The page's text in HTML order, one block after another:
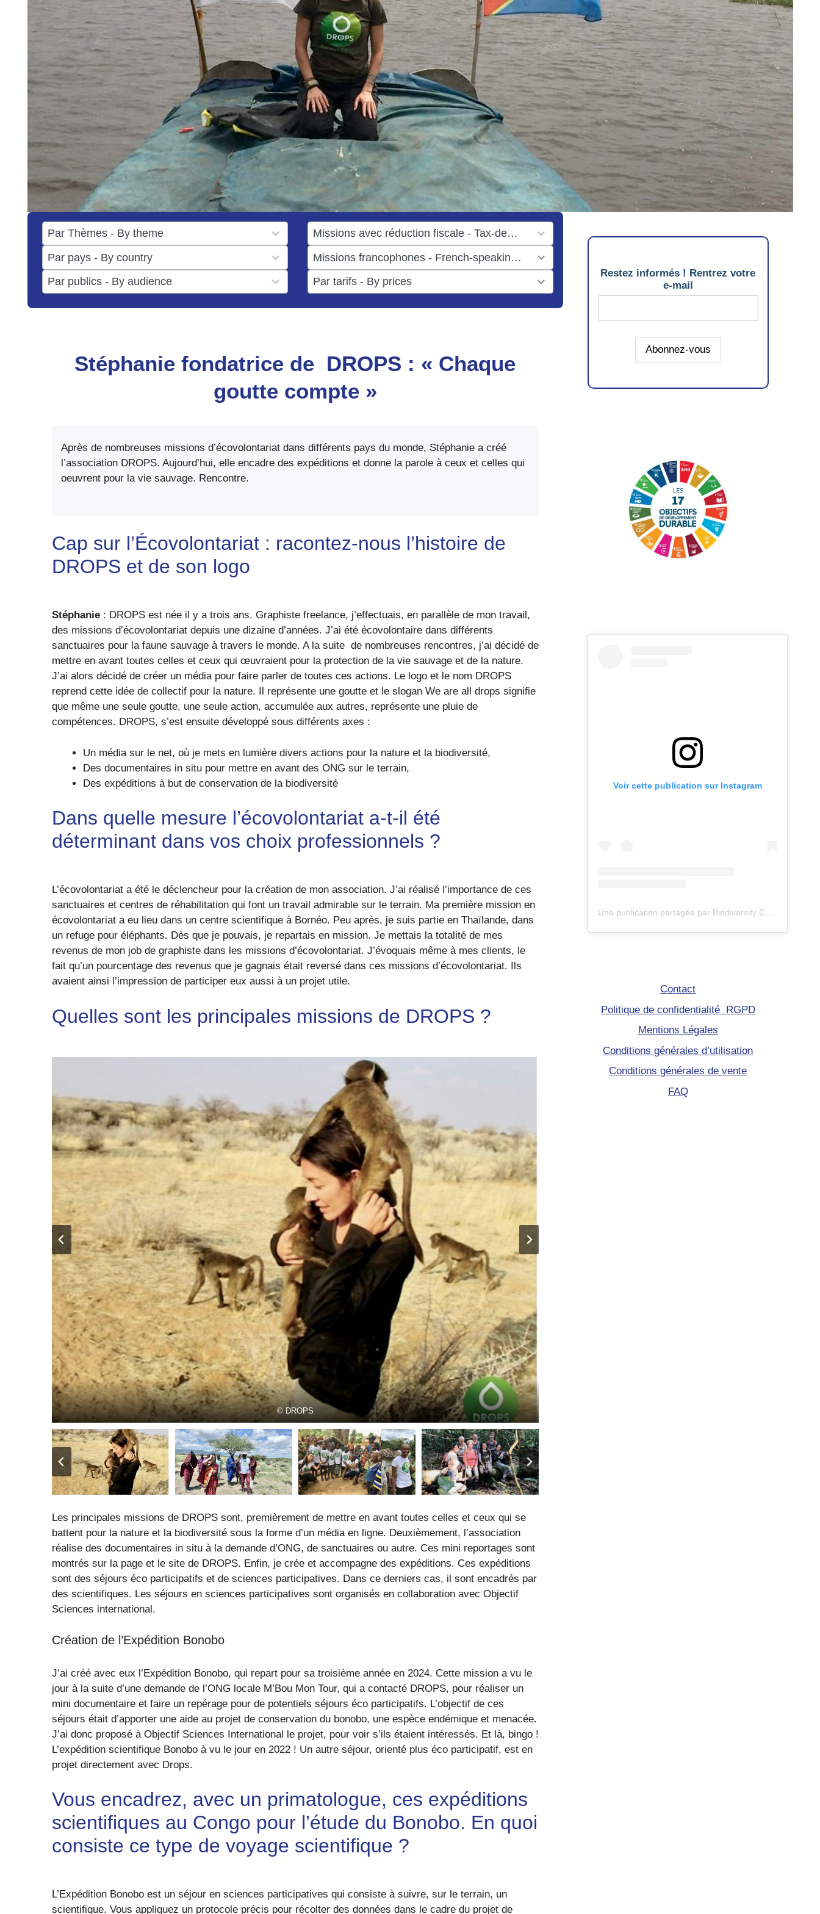
17
results
available
50
results
available
results
available
result
available
result
available
results
available
Stéphanie fondatrice de DROPS : « Chaque
goutte compte »
Après de nombreuses missions d’écovolontariat dans différents pays du monde, Stéphanie a créé
l’association DROPS. Aujourd’hui, elle encadre des expéditions et donne la parole à ceux et celles qui
oeuvrent pour la vie sauvage. Rencontre.
Cap sur l’Écovolontariat : racontez-nous l’histoire de
DROPS et de son logo
Stéphanie : DROPS est née il y a trois ans. Graphiste freelance, j’effectuais, en parallèle de mon travail,
des missions d’écovolontariat depuis une dizaine d’années. J’ai été écovolontaire dans différents
sanctuaires pour la faune sauvage à travers le monde. A la suite de nombreuses rencontres, j’ai décidé de
mettre en avant toutes celles et ceux qui œuvraient pour la protection de la vie sauvage et de la nature.
J’ai alors décidé de créer un média pour faire parler de toutes ces actions. Le logo et le nom DROPS
reprend cette idée de collectif pour la nature. Il représente une goutte et le slogan We are all drops signifie
que même une seule goutte, une seule action, accumulée aux autres, représente une pluie de
compétences. DROPS, s’est ensuite développé sous différents axes :
Un média sur le net, où je mets en lumière divers actions pour la nature et la biodiversité,
Des documentaires in situ pour mettre en avant des ONG sur le terrain,
Des expéditions à but de conservation de la biodiversité
Dans quelle mesure l’écovolontariat a-t-il été
déterminant dans vos choix professionnels ?
L’écovolontariat a été le déclencheur pour la création de mon association. J’ai réalisé l’importance de ces
sanctuaires et centres de réhabilitation qui font un travail admirable sur le terrain. Ma première mission en
écovolontariat a eu lieu dans un centre scientifique à Bornéo. Peu après, je suis partie en Thaïlande, dans
un refuge pour éléphants. Dès que je pouvais, je repartais en mission. Je mettais la totalité de mes
revenus de mon job de graphiste dans les missions d’écovolontariat. J’évoquais même à mes clients, le
fait qu’un pourcentage des revenus que je gagnais était reversé dans ces missions d’écovolontariat. Ils
avaient ainsi l’impression de participer eux aussi à un projet utile.
Quelles sont les principales missions de DROPS ?
© DROPS
© DROPS
© DROPS
© DROPS
© DROPS
Les principales missions de DROPS sont, premièrement de mettre en avant toutes celles et ceux qui se
battent pour la nature et la biodiversité sous la forme d’un média en ligne. Deuxièmement, l’association
réalise des documentaires in situ à la demande d’ONG, de sanctuaires ou autre. Ces mini reportages sont
montrés sur la page et le site de DROPS. Enfin, je crée et accompagne des expéditions. Ces expéditions
sont des séjours éco participatifs et de sciences participatives. Dans ce derniers cas, il sont encadrés par
des scientifiques. Les séjours en sciences participatives sont organisés en collaboration avec Objectif
Sciences international.
Création de l’Expédition Bonobo
J’ai créé avec eux l’Expédition Bonobo, qui repart pour sa troisième année en 2024. Cette mission a vu le
jour à la suite d’une demande de l’ONG locale M’Bou Mon Tour, qui a contacté DROPS, pour réaliser un
mini documentaire et faire un repérage pour de potentiels séjours éco participatifs. L’objectif de ces
séjours était d’apporter une aide au projet de conservation du bonobo, une espèce endémique et menacée.
J’ai donc proposé à Objectif Sciences International le projet, pour voir s’ils étaient intéressés. Et là, bingo !
L’expédition scientifique Bonobo à vu le jour en 2022 ! Un autre séjour, orienté plus éco participatif, est en
projet directement avec Drops.
Vous encadrez, avec un primatologue, ces expéditions
scientifiques au Congo pour l’étude du Bonobo. En quoi
consiste ce type de voyage scientifique ?
L’Expédition Bonobo est un séjour en sciences participatives qui consiste à suivre, sur le terrain, un
scientifique. Vous appliquez un protocole précis pour récolter des données dans le cadre du projet de
Restez informés ! Rentrez votre
e-mail
Voir cette publication sur Instagram
Une publication partagée par Biodiversity Care (@eco.volontaire)
Contact
Politique de confidentialité RGPD
Mentions Légales
Conditions générales d’utilisation
Conditions générales de vente
FAQ